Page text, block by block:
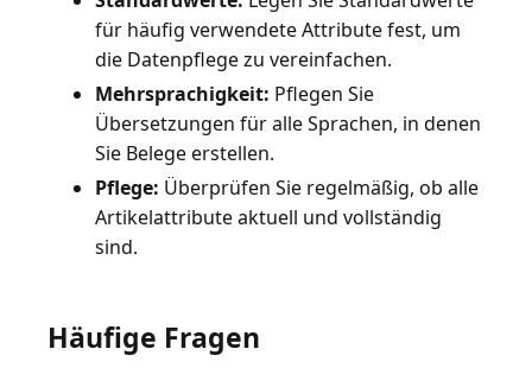
für häufig verwendete Attribute fest, um
die Datenpflege zu vereinfachen.
Mehrsprachigkeit: Pflegen Sie
Übersetzungen für alle Sprachen, in denen
Sie Belege erstellen.
Pflege: Überprüfen Sie regelmäßig, ob alle
Artikelattribute aktuell und vollständig
sind.
Häufige Fragen